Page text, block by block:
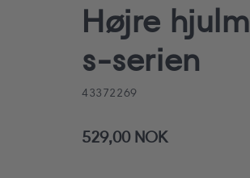
Højre
s-serien
SKU:
43372269
Vanlig
529,00 NOK